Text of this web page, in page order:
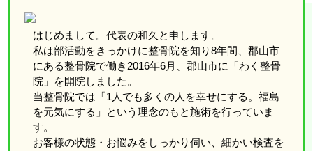
はじめまして。代表の和久と申します。
私は部活動をきっかけに整骨院を知り8年間、郡山市
にある整骨院で働き2016年6月、郡山市に「わく整骨
院」を開院しました。
当整骨院では「1人でも多くの人を幸せにする。福島
を元気にする」という理念のもと施術を行っていま
す。
お客様の状態・お悩みをしっかり伺い、細かい検査を